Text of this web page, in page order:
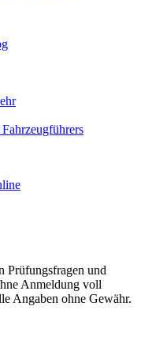
Prüfungsfragen und
Anmeldung voll
Angaben ohne Gewähr.